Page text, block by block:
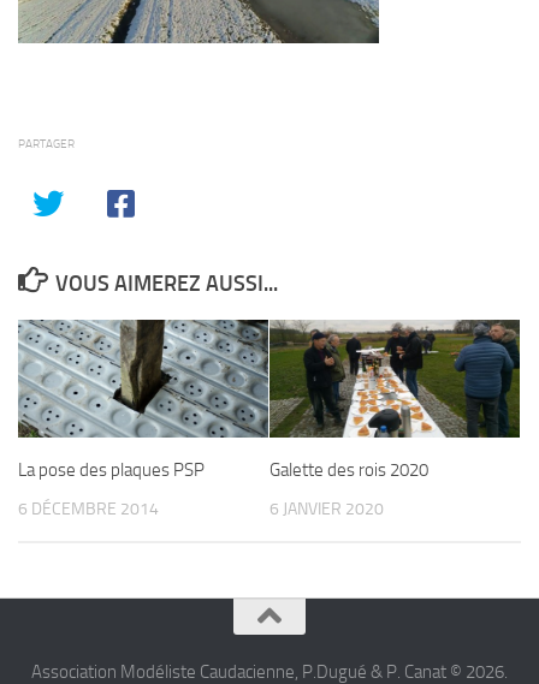
PARTAGER
VOUS AIMEREZ AUSSI...
La pose des plaques PSP
6 DÉCEMBRE 2014
Galette des rois 2020
6 JANVIER 2020
Association Modéliste Caudacienne, P.Dugué & P. Canat © 2026.